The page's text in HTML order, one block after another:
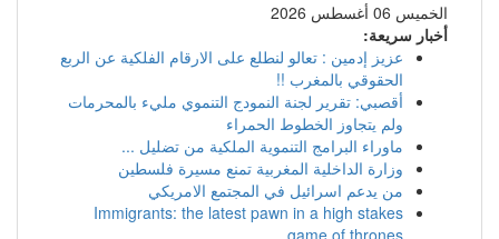
الخميس 06 أغسطس 2026
أخبار سريعة:
عزيز إدمين : تعالو لنطلع على الارقام الفلكية عن الربع
الحقوقي بالمغرب !!
أقصبي: تقرير لجنة النمودج التنموي مليء بالمحرمات
ولم يتجاوز الخطوط الحمراء
ماوراء البرامج التنموية الملكية من تضليل ...
وزارة الداخلية المغربية تمنع مسيرة فلسطين
من يدعم اسرائيل في المجتمع الامريكي
Immigrants: the latest pawn in a high stakes
game of thrones